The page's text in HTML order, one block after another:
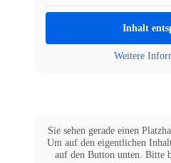
Inhalt
Weitere
Sie sehen gerade einen
Um auf den eigentlichen
auf den Button unten. Bitte